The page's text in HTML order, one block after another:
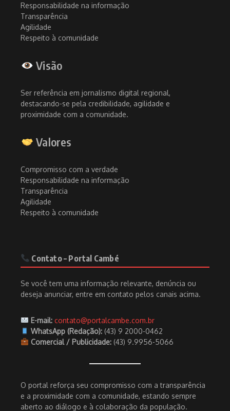
Responsabilidade na informação
Transparência
Agilidade
Respeito à comunidade
Visão
Ser referência em jornalismo digital regional,
destacando-se pela credibilidade, agilidade e
proximidade com a comunidade.
Valores
Compromisso com a verdade
Responsabilidade na informação
Transparência
Agilidade
Respeito à comunidade
Contato – Portal Cambé
Se você tem uma informação relevante, denúncia ou
deseja anunciar, entre em contato pelos canais acima.
E-mail: contato@portalcambe.com.br
WhatsApp (Redação):(43) 9 2000-0462
Comercial / Publicidade:(43) 9.9956-5066
O portal reforça seu compromisso com a transparência
e a proximidade com a comunidade, estando sempre
aberto ao diálogo e à colaboração da população.